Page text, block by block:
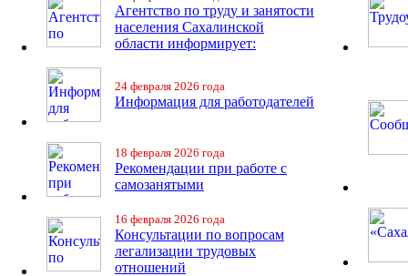
Агентство по труду и занятости
населения Сахалинской
области информирует:
24 февраля 2026 года
Информация для работодателей
18 февраля 2026 года
Рекомендации при работе с
самозанятыми
16 февраля 2026 года
Консультации по вопросам
легализации трудовых
отношений